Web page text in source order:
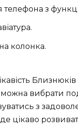
телефона з
колонка.
можна вибрати
з
цікаво